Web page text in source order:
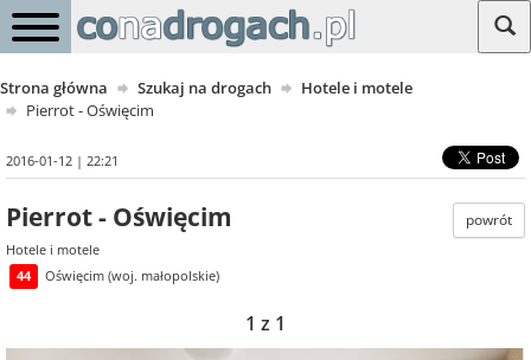
Strona główna Szukaj na drogach
Hotele i motele
Pierrot - Oświęcim
2016-01-12 | 22:21
powrót
Pierrot - Oświęcim
Hotele i motele
44
Oświęcim (woj. małopolskie)
1 z 1